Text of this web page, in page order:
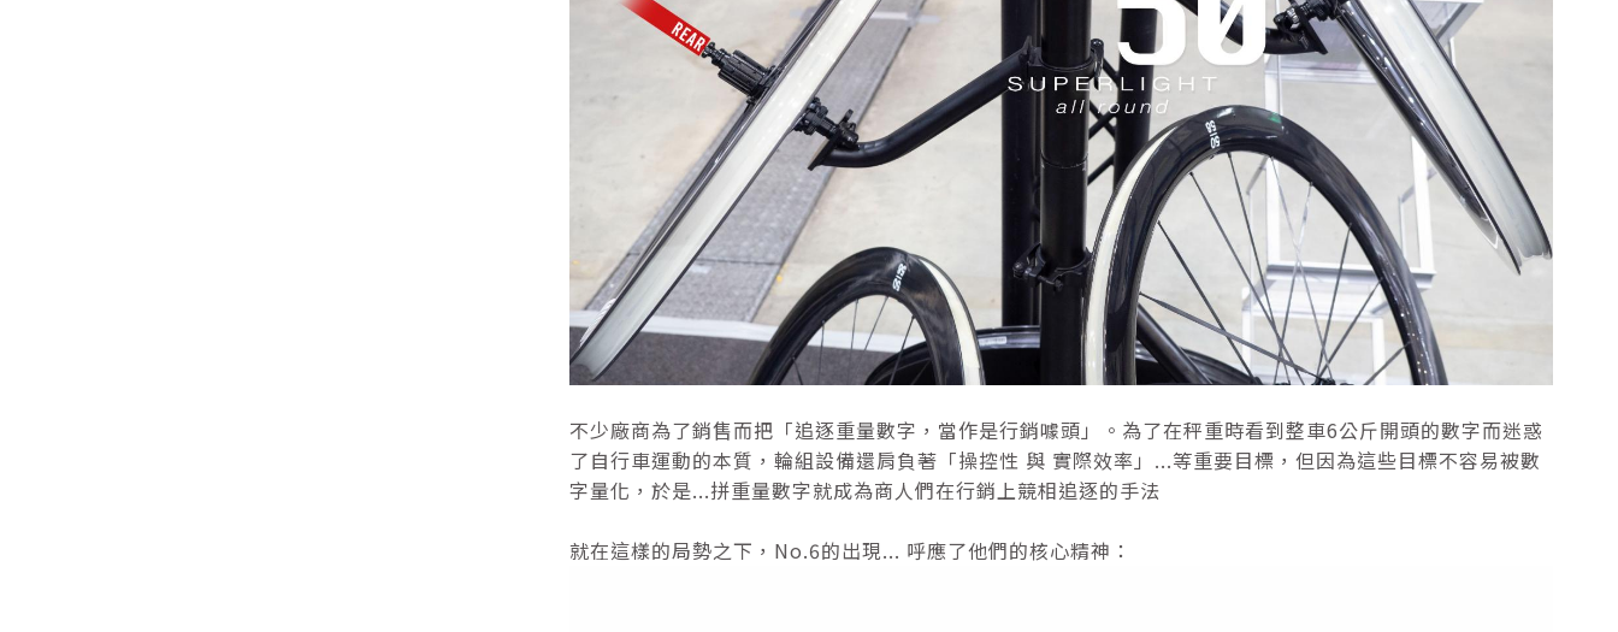
不少廠商為了銷售而把「追逐重量數字，當作是行銷噱頭」。為了在秤重時看到整車6公斤開頭的數字而迷惑
了自行車運動的本質，輪組設備還肩負著「操控性 與 實際效率」...等重要目標，但因為這些目標不容易被數
字量化，於是...拼重量數字就成為商人們在行銷上競相追逐的手法
就在這樣的局勢之下，No.6的出現... 呼應了他們的核心精神：